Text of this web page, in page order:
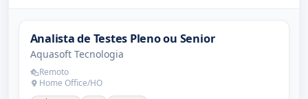
Analista de Testes Pleno ou Senior
Aquasoft Tecnologia
Remoto
Home Office/HO